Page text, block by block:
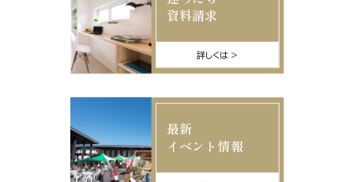
資料請求
詳しくは
最新
イベント情報